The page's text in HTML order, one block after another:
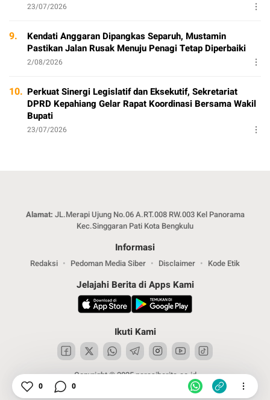
23/07/2026
9.
Kendati Anggaran Dipangkas Separuh, Mustamin
Pastikan Jalan Rusak Menuju Penagi Tetap Diperbaiki
2/08/2026
10. Perkuat Sinergi Legislatif dan Eksekutif, Sekretariat
DPRD Kepahiang Gelar Rapat Koordinasi Bersama Wakil
Bupati
23/07/2026
Alamat: JL.Merapi Ujung No.06 A.RT.008 RW.003 Kel Panorama
Kec.Singgaran Pati Kota Bengkulu
Informasi
Redaksi Pedoman Media Siber Disclaimer Kode Etik
Jelajahi Berita di Apps Kami
Ikuti Kami
Copyright © 2025 narasiberita.co.id
0 0